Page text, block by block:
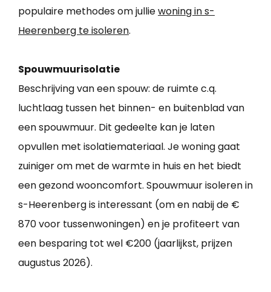
populaire methodes om julliewoning in s-
Heerenberg te isoleren.
Spouwmuurisolatie
Beschrijving van een spouw: de ruimte c.q.
luchtlaag tussen het binnen- en buitenblad van
een spouwmuur. Dit gedeelte kan je laten
opvullen met isolatiemateriaal. Je woning gaat
zuiniger om met de warmte in huis en het biedt
een gezond wooncomfort. Spouwmuur isoleren in
s-Heerenberg is interessant (om en nabij de €
870 voor tussenwoningen) en je profiteert van
een besparing tot wel €200 (jaarlijkst, prijzen
augustus 2026).